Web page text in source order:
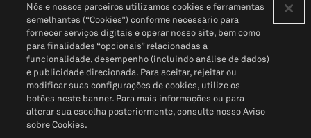
Política de PrivacidadePortal de privacidade do cliente (em inglês)
Não Venda Minhas Informações Pessoais© 2026 S&P Global
Nós e nossos parceiros utilizamos cookies e ferramentas
semelhantes (“Cookies”) conforme necessário para
fornecer serviços digitais e operar nosso site, bem como
para finalidades “opcionais” relacionadas a
funcionalidade, desempenho (incluindo análise de dados)
e publicidade direcionada. Para aceitar, rejeitar ou
modificar suas configurações de cookies, utilize os
botões neste banner. Para mais informações ou para
alterar sua escolha posteriormente, consulte nosso Aviso
sobre Cookies.